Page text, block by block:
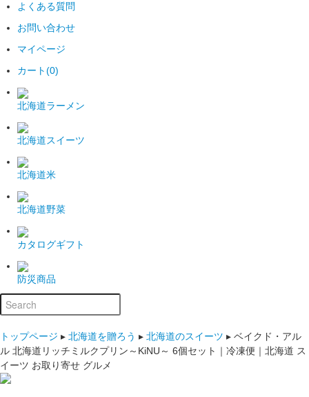
よくある質問
お問い合わせ
マイページ
カート(0)
北海道ラーメン
北海道スイーツ
北海道米
北海道野菜
カタログギフト
防災商品
トップページ ▸ 北海道を贈ろう ▸ 北海道のスイーツ ▸ ベイクド・アル
ル 北海道リッチミルクプリン～KiNU～ 6個セット｜冷凍便｜北海道 ス
イーツ お取り寄せ グルメ